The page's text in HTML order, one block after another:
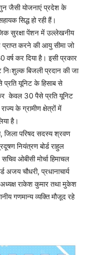
जैसी योजनाएं प्रदेश के
सिद्ध हो रही हैं।
सुरक्षा पेंशन में उल्लेखनीय
प्राप्त करने की आयु सीमा जो
कर दिया है। इसी प्रकार
निःशुल्क बिजली प्रदान की जा
प्रति यूनिट के हिसाब से
केवल 30 पैसे प्रति यूनिट
के ग्रामीण क्षेत्रों में
है।
जिला परिषद सदस्य श्रवण
नियंत्रण बोर्ड राहुल
ओबीसी मोर्चा हिमाचल
अजय चौधरी, प्रधानाचार्य
अध्यक्ष राकेश कुमार तथा मुकेश
गणमान्य व्यक्ति मौजूद रहे